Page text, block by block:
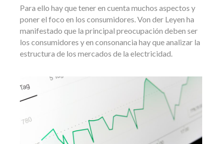
Para ello hay que tener en cuenta muchos aspectos y
poner el foco en los consumidores. Von der Leyen ha
manifestado que la principal preocupación deben ser
los consumidores y en consonancia hay que analizar la
estructura de los mercados de la electricidad.